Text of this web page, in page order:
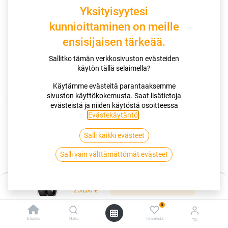
256,00€
Etusivu Haku
0
Toivelista Tili
Kauppa 170/60R17 72W DUNLOP SPORTMAX GPR300
170/60R17 72W DUNLOP
SPORTMAX GPR300
Yksityisyytesi
kunnioittaminen on meille
ensisijaisen tärkeää.
Sallitko tämän verkkosivuston evästeiden
käytön tällä selaimella?
Käytämme evästeitä parantaaksemme
sivuston käyttökokemusta. Saat lisätietoja
evästeistä ja niiden käytöstä osoitteessa
Evästekäytäntö
Salli kaikki evästeet
Salli vain välttämättömät evästeet